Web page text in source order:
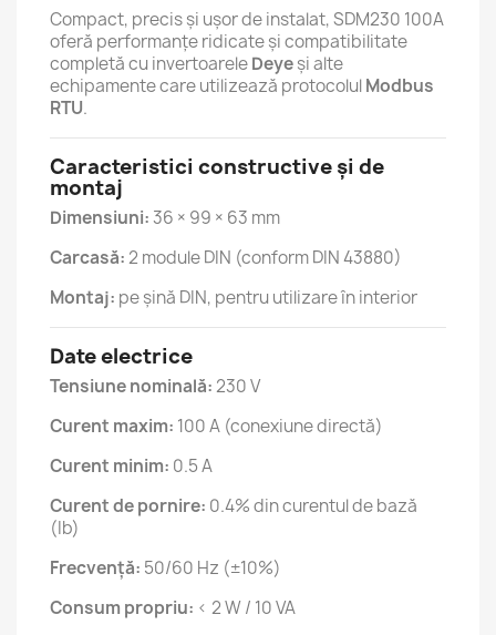
Compact, precis și ușor de instalat, SDM230 100A
oferă performanțe ridicate și compatibilitate
completă cu invertoareleDeyeși alte
echipamente care utilizează protocolulModbus
RTU.
Caracteristici constructive și de
montaj
Dimensiuni:36 × 99 × 63 mm
Carcasă:2 module DIN (conform DIN 43880)
Montaj: pe șină DIN, pentru utilizare în interior
Date electrice
Tensiune nominală:230 V
Curent maxim: 100 A (conexiune directă)
Curent minim: 0.5 A
Curent de pornire: 0.4% din curentul de bază
(Ib)
Frecvență: 50/60 Hz (±10%)
Consum propriu: < 2 W / 10 VA